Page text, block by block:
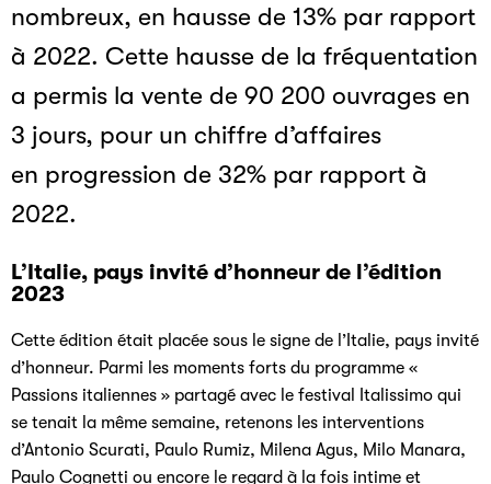
nombreux, en hausse de 13% par rapport
à 2022. Cette hausse de la fréquentation
a permis la vente de 90 200 ouvrages en
3 jours, pour un chiffre d’affaires
en progression de 32% par rapport à
2022.
L’Italie, pays invité d’honneur de l’édition
2023
Cette édition était placée sous le signe de l’Italie, pays invité
d’honneur. Parmi les moments forts du programme «
Passions italiennes » partagé avec le festival Italissimo qui
se tenait la même semaine, retenons les interventions
d’Antonio Scurati, Paulo Rumiz, Milena Agus, Milo Manara,
Paulo Cognetti ou encore le regard à la fois intime et